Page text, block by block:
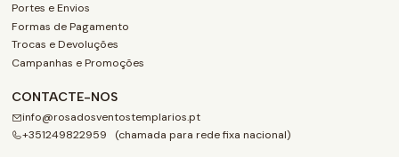
Portes e Envios
Formas de Pagamento
Trocas e Devoluções
Campanhas e Promoções
CONTACTE-NOS
info@rosadosventostemplarios.pt
+351249822959 (chamada para rede fixa nacional)